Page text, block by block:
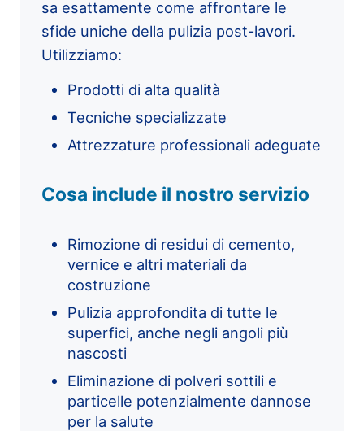
sa esattamente come affrontare le
sfide uniche della pulizia post-lavori.
Utilizziamo:
Prodotti di alta qualità
Tecniche specializzate
Attrezzature professionali adeguate
Cosa include il nostro servizio
Rimozione di residui di cemento,
vernice e altri materiali da
costruzione
Pulizia approfondita di tutte le
superfici, anche negli angoli più
nascosti
Eliminazione di polveri sottili e
particelle potenzialmente dannose
per la salute